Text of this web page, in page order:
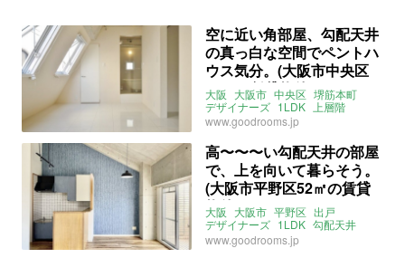
空に近い角部屋、勾配天井
の真っ白な空間でペントハ
ウス気分。(大阪市中央区
58㎡の賃貸物件)
大阪 大阪市 中央区 堺筋本町
デザイナーズ 1LDK
上層階
角部屋 勾配天井 スケスケ
goodroom
www.goodrooms.jp
高〜〜〜い勾配天井の部屋
で、上を向いて暮らそう。
(大阪市平野区52㎡の賃貸
物件)
大阪 大阪市 平野区 出戸
デザイナーズ 1LDK 勾配天井
最上階 角部屋 眺望
賃貸
www.goodrooms.jp